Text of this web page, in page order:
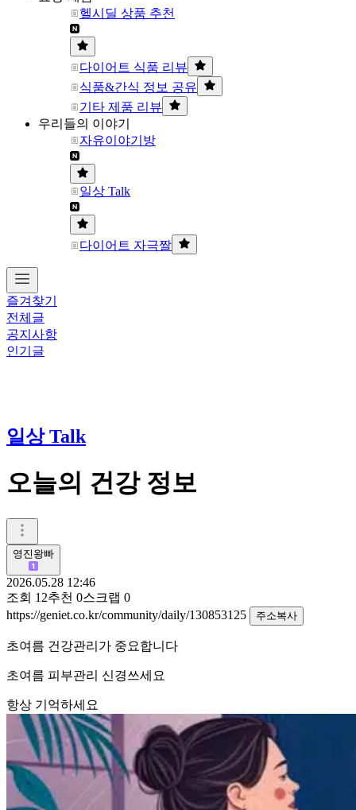
헬시딜 상품 추천
다이어트 식품 리뷰
식품&간식 정보 공유
기타 제품 리뷰
우리들의 이야기
자유이야기방
일상 Talk
다이어트 자극짤
즐겨찾기
전체글
공지사항
인기글
일상 Talk
오늘의 건강 정보
영진왕빠
2026.05.28 12:46
조회 12추천 0스크랩 0
https://geniet.co.kr/community/daily/130853125
주소복사
초여름 건강관리가 중요합니다
초여름 피부관리 신경쓰세요
항상 기억하세요